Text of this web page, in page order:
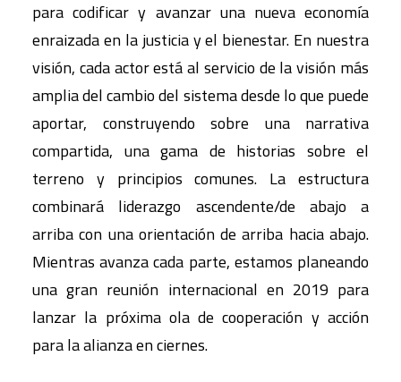
para codificar y avanzar una nueva economía
enraizada en la justicia y el bienestar. En nuestra
visión, cada actor está al servicio de la visión más
amplia del cambio del sistema desde lo que puede
aportar, construyendo sobre una narrativa
compartida, una gama de historias sobre el
terreno y principios comunes. La estructura
combinará liderazgo ascendente/de abajo a
arriba con una orientación de arriba hacia abajo.
Mientras avanza cada parte, estamos planeando
una gran reunión internacional en 2019 para
lanzar la próxima ola de cooperación y acción
para la alianza en ciernes.